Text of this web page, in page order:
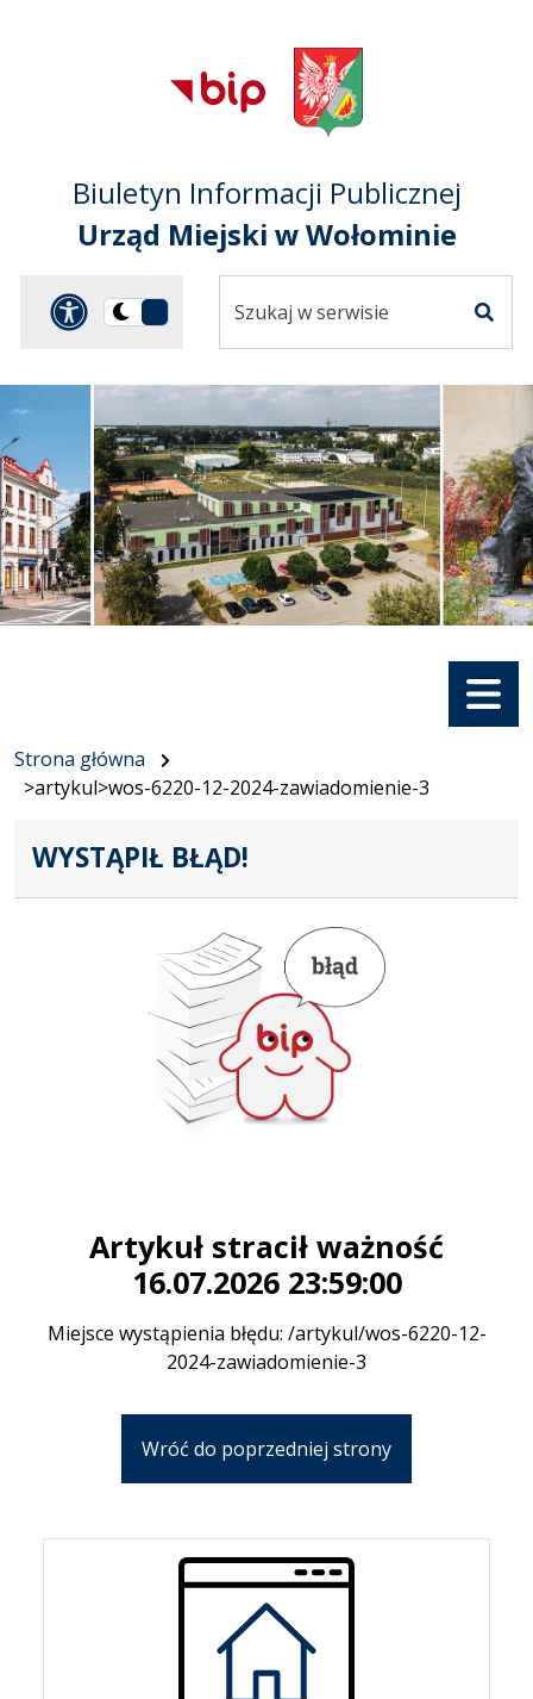
Przejdź do
głównego menu
Przejdź do treści
Przejdź do mapy
serwisu
Biuletyn Informacji Publicznej
Urząd Miejski w Wołominie
Panel dostosowania
Przełącz
ciemną
serwisie
Menu
Strona główna
>artykul>wos-6220-12-2024-zawiadomienie-3
WYSTĄPIŁ BŁĄD!
Artykuł stracił ważność
16.07.2026 23:59:00
Miejsce wystąpienia błędu: /artykul/wos-6220-12-
2024-zawiadomienie-3
Wróć do poprzedniej strony